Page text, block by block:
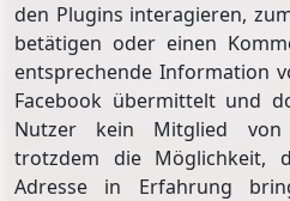
den Plugins interagieren,
betätigen oder einen
entsprechende Information
Facebook übermittelt und
Nutzer kein Mitglied
trotzdem die Möglichkeit,
Adresse in Erfahrung